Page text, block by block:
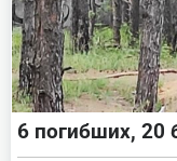
6 погибших, 20